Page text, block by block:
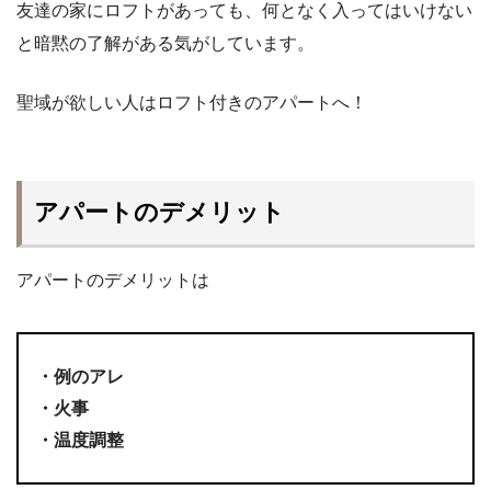
友達の家にロフトがあっても、何となく入ってはいけない
と暗黙の了解がある気がしています。
聖域が欲しい人はロフト付きのアパートへ！
アパートのデメリット
アパートのデメリットは
・例のアレ
・火事
・温度調整